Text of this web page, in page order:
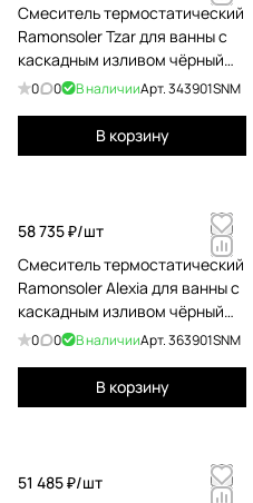
Смеситель термостатический
Ramonsoler Tzar для ванны с
каскадным изливом чёрный
343901SNM
0 0 В наличииАрт.343901SNM
В корзину
58 735 ₽/шт
Смеситель термостатический
Ramonsoler Alexia для ванны с
каскадным изливом чёрный
363901SNM
0 0 В наличииАрт.363901SNM
В корзину
51 485 ₽/шт